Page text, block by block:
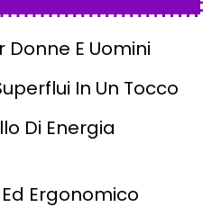
Donne E Uomini
In Un Tocco
Di Energia
Ergonomico